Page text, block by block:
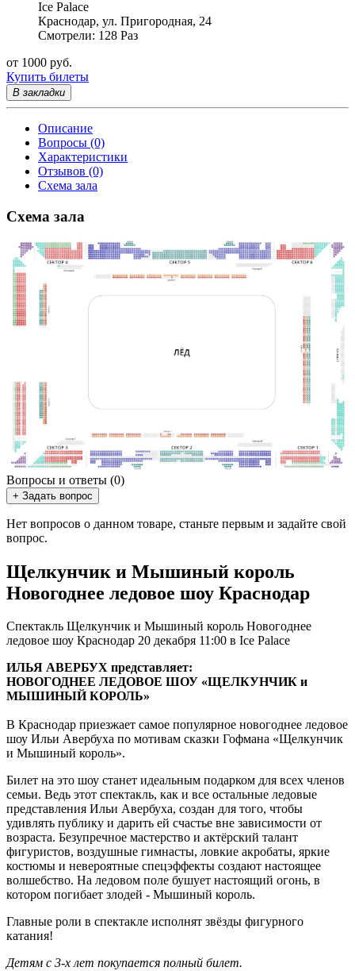
Ice Palace
Краснодар, ул. Пригородная, 24
Смотрели: 128 Раз
от 1000 руб.
Купить билеты
В закладки
Описание
Вопросы (0)
Характеристики
Отзывов (0)
Схема зала
Схема зала
Вопросы и ответы (0)
+ Задать вопрос
Нет вопросов о данном товаре, станьте первым и задайте свой
вопрос.
Щелкунчик и Мышиный король
Новогоднее ледовое шоу Краснодар
Спектакль Щелкунчик и Мышиный король Новогоднее
ледовое шоу Краснодар 20 декабря 11:00 в Ice Palace
ИЛЬЯ АВЕРБУХ представляет:
НОВОГОДНЕЕ ЛЕДОВОЕ ШОУ «ЩЕЛКУНЧИК и
МЫШИНЫЙ КОРОЛЬ»
В Краснодар приезжает самое популярное новогоднее ледовое
шоу Ильи Авербуха по мотивам сказки Гофмана «Щелкунчик
и Мышиный король».
Билет на это шоу станет идеальным подарком для всех членов
семьи. Ведь этот спектакль, как и все остальные ледовые
представления Ильи Авербуха, создан для того, чтобы
удивлять публику и дарить ей счастье вне зависимости от
возраста. Безупречное мастерство и актёрский талант
фигуристов, воздушные гимнасты, ловкие акробаты, яркие
костюмы и невероятные спецэффекты создают настоящее
волшебство. На ледовом поле бушует настоящий огонь, в
котором погибает злодей - Мышиный король.
Главные роли в спектакле исполнят звёзды фигурного
катания!
Детям с 3-х лет покупается полный билет.